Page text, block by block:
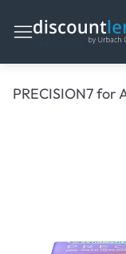
PRECISION7 for